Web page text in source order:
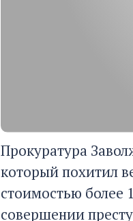
Прокуратура
который похитил
стоимостью более
совершении